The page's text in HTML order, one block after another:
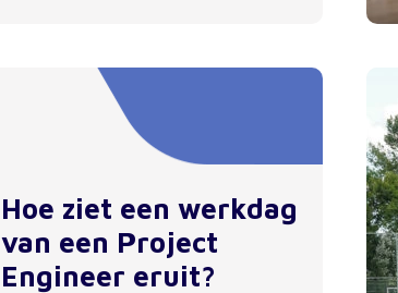
Hoe ziet een werkdag
van een Project
Engineer eruit?